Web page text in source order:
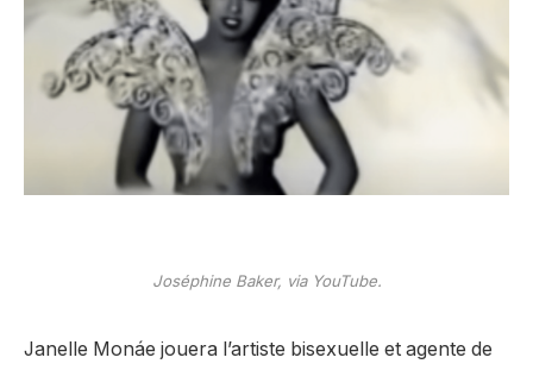
Joséphine Baker, via YouTube.
Janelle Monáe jouera l’artiste bisexuelle et agente de